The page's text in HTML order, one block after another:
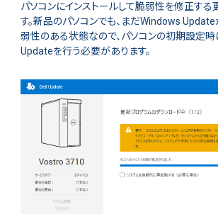
パソコンにインストールして脆弱性を修正する
す。新品のパソコンでも、まだWindows
弱性のある状態なので、パソコンの初期設定
Updateを行う必要があります。